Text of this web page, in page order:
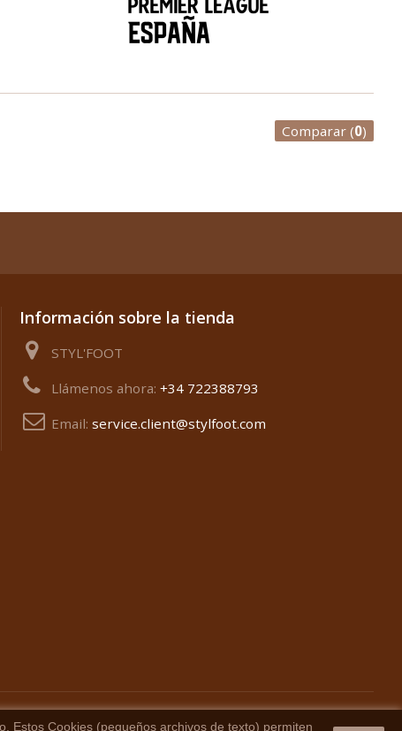
Comparar (0)
Información sobre la tienda
STYL'FOOT
Llámenos ahora:+34 722388793
Email:service.client@stylfoot.com
Estos Cookies (pequeños archivos de texto) permiten